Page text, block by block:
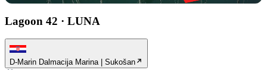
Lagoon 42 · LUNA
D-Marin Dalmacija Marina | Sukošan